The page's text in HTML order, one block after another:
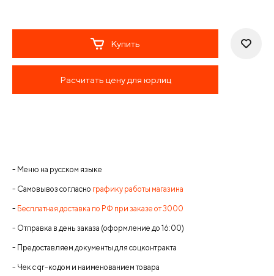
Купить
Расчитать цену для юрлиц
- Меню на русском языке
- Самовывоз согласно графику работы магазина
- Бесплатная доставка по РФ при заказе от 3000
- Отправка в день заказа (оформление до 16:00)
- Предоставляем документы для соцконтракта
- Чек с qr-кодом и наименованием товара